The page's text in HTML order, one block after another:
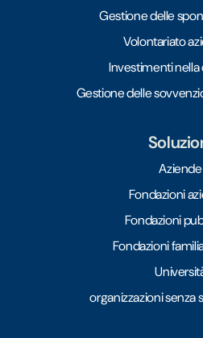
Gestione delle
Volontariato
Investimenti
Gestione delle
Aziende
Fondazioni
Fondazioni
Fondazioni
organizzazioni senza